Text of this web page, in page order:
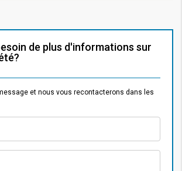
de plus d'informations sur
et nous vous recontacterons dans les